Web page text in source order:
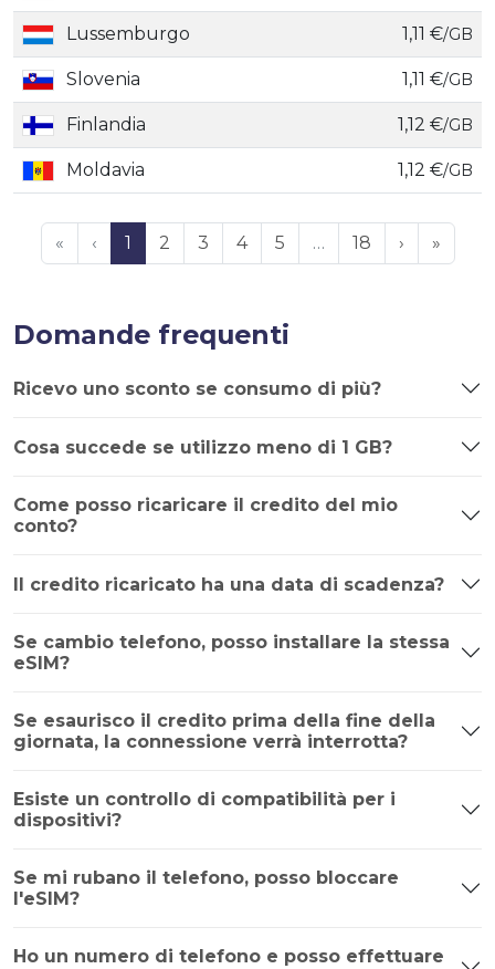
Lussemburgo 1,11 €/GB
Slovenia 1,11 €/GB
Finlandia 1,12 €/GB
Moldavia 1,12 €/GB
« ‹ 1 2 3 4 5 … 18 › »
Domande frequenti
Ricevo uno sconto se consumo di più?
Cosa succede se utilizzo meno di 1 GB?
Come posso ricaricare il credito del mio
conto?
Il credito ricaricato ha una data di scadenza?
Se cambio telefono, posso installare la stessa
eSIM?
Se esaurisco il credito prima della fine della
giornata, la connessione verrà interrotta?
Esiste un controllo di compatibilità per i
dispositivi?
Se mi rubano il telefono, posso bloccare
l'eSIM?
Ho un numero di telefono e posso effettuare